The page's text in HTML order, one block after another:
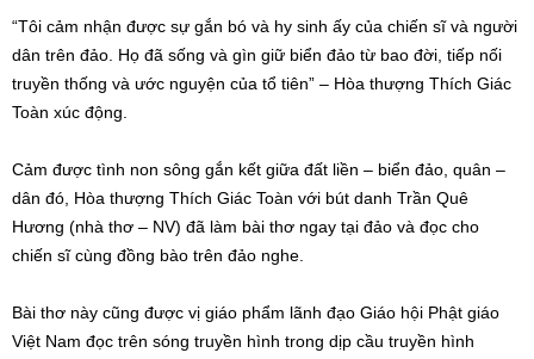
“Tôi cảm nhận được sự gắn bó và hy sinh ấy của chiến sĩ và người
dân trên đảo. Họ đã sống và gìn giữ biển đảo từ bao đời, tiếp nối
truyền thống và ước nguyện của tổ tiên” – Hòa thượng Thích Giác
Toàn xúc động.
Cảm được tình non sông gắn kết giữa đất liền – biển đảo, quân –
dân đó, Hòa thượng Thích Giác Toàn với bút danh Trần Quê
Hương (nhà thơ – NV) đã làm bài thơ ngay tại đảo và đọc cho
chiến sĩ cùng đồng bào trên đảo nghe.
Bài thơ này cũng được vị giáo phẩm lãnh đạo Giáo hội Phật giáo
Việt Nam đọc trên sóng truyền hình trong dịp cầu truyền hình